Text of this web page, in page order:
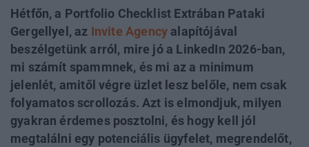
Hétfőn, a Portfolio Checklist Extrában Pataki
Gergellyel, az Invite Agency alapítójával
beszélgetünk arról, mire jó a LinkedIn 2026-ban,
mi számít spammnek, és mi az a minimum
jelenlét, amitől végre üzlet lesz belőle, nem csak
folyamatos scrollozás. Azt is elmondjuk, milyen
gyakran érdemes posztolni, és hogy kell jól
megtalálni egy potenciális ügyfelet, megrendelőt,